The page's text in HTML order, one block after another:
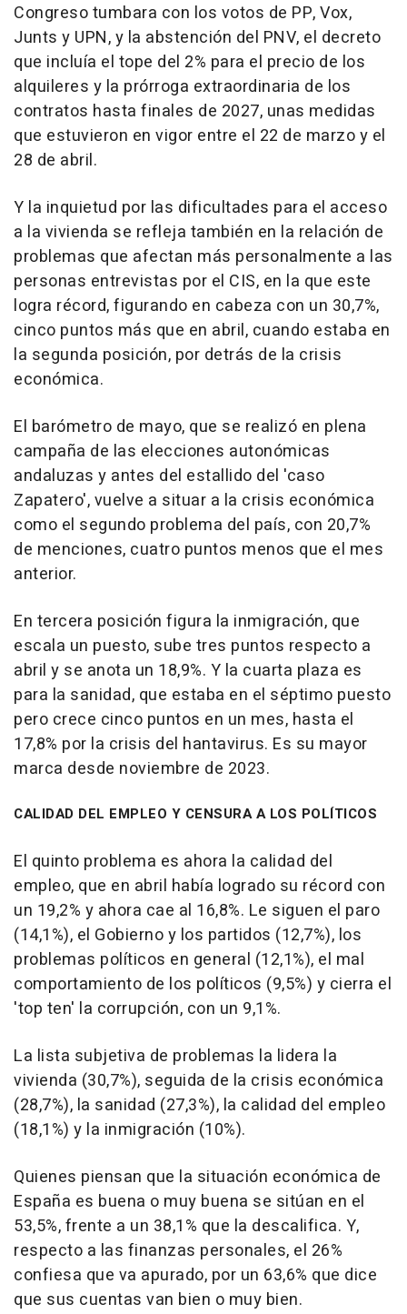
Congreso tumbara con los votos de PP, Vox,
Junts y UPN, y la abstención del PNV, el decreto
que incluía el tope del 2% para el precio de los
alquileres y la prórroga extraordinaria de los
contratos hasta finales de 2027, unas medidas
que estuvieron en vigor entre el 22 de marzo y el
28 de abril.
Y la inquietud por las dificultades para el acceso
a la vivienda se refleja también en la relación de
problemas que afectan más personalmente a las
personas entrevistas por el CIS, en la que este
logra récord, figurando en cabeza con un 30,7%,
cinco puntos más que en abril, cuando estaba en
la segunda posición, por detrás de la crisis
económica.
El barómetro de mayo, que se realizó en plena
campaña de las elecciones autonómicas
andaluzas y antes del estallido del 'caso
Zapatero', vuelve a situar a la crisis económica
como el segundo problema del país, con 20,7%
de menciones, cuatro puntos menos que el mes
anterior.
En tercera posición figura la inmigración, que
escala un puesto, sube tres puntos respecto a
abril y se anota un 18,9%. Y la cuarta plaza es
para la sanidad, que estaba en el séptimo puesto
pero crece cinco puntos en un mes, hasta el
17,8% por la crisis del hantavirus. Es su mayor
marca desde noviembre de 2023.
CALIDAD DEL EMPLEO Y CENSURA A LOS POLÍTICOS
El quinto problema es ahora la calidad del
empleo, que en abril había logrado su récord con
un 19,2% y ahora cae al 16,8%. Le siguen el paro
(14,1%), el Gobierno y los partidos (12,7%), los
problemas políticos en general (12,1%), el mal
comportamiento de los políticos (9,5%) y cierra el
'top ten' la corrupción, con un 9,1%.
La lista subjetiva de problemas la lidera la
vivienda (30,7%), seguida de la crisis económica
(28,7%), la sanidad (27,3%), la calidad del empleo
(18,1%) y la inmigración (10%).
Quienes piensan que la situación económica de
España es buena o muy buena se sitúan en el
53,5%, frente a un 38,1% que la descalifica. Y,
respecto a las finanzas personales, el 26%
confiesa que va apurado, por un 63,6% que dice
que sus cuentas van bien o muy bien.